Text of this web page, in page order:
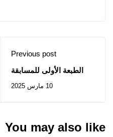
Previous post
الطبعة الأولى للمسابقة
الخطابة
10 مارس 2025
You may also like